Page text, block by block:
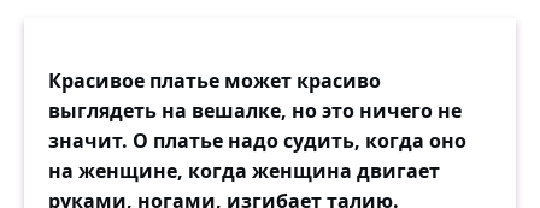
Красивое платье может красиво
выглядеть на вешалке, но это ничего не
значит. О платье надо судить, когда оно
на женщине, когда женщина двигает
руками, ногами, изгибает талию.